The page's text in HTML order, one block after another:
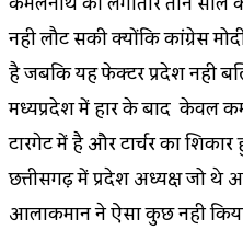
नही लौट सकी क्योंकि कांग्रेस
है जबकि यह फेक्टर प्रदेश नही
मध्यप्रदेश में हार के बाद केवल
टारगेट में है और टार्चर का
छत्तीसगढ़ में प्रदेश अध्यक्ष जो थे
आलाकमान ने ऐसा कुछ नही